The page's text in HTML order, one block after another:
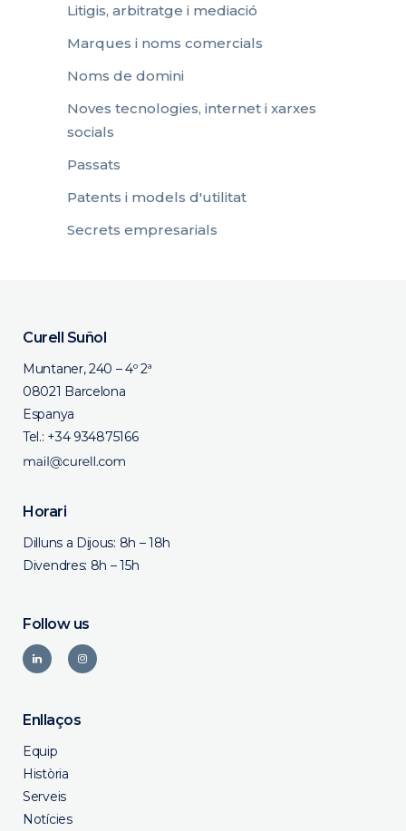
Litigis, arbitratge i mediació
Marques i noms comercials
Noms de domini
Noves tecnologies, internet i xarxes
socials
Passats
Patents i models d'utilitat
Secrets empresarials
Curell Suñol
Muntaner, 240 – 4º 2ª
08021 Barcelona
Espanya
Tel.: +34 934875166
Horari
Dilluns a Dijous: 8h – 18h
Divendres: 8h – 15h
Follow us
Enllaços
Equip
Història
Serveis
Notícies